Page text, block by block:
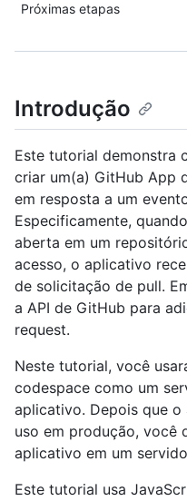
Próximas etapas
Introdução
Este tutorial demonstra
criar um(a) GitHub App
em resposta a um
Especificamente,
aberta em um
acesso, o aplicativo
de solicitação de pull.
a API de GitHub para
request.
Neste tutorial, você
codespace como um
aplicativo. Depois que
uso em produção, você
aplicativo em um
Este tutorial usa